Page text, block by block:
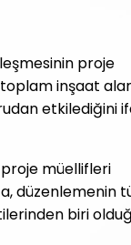
proje
inşaat
etkilediğini
proje müellifleri
düzenlemenin
biri